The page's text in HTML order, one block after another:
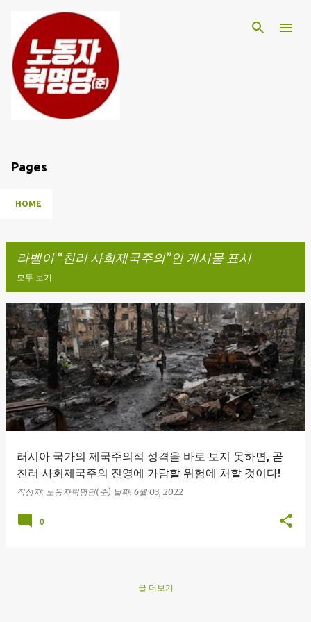
Pages
HOME
라벨이 친러 사회제국주의 인 게시물 표시
모두 보기
글
러시아 국가의 제국주의적 성격을 바로 보지 못하면, 곧
친러 사회제국주의 진영에 가담할 위험에 처할 것이다!
작성자: 노동자혁명당(준) 날짜: 6월 03, 2022
0
글 더보기